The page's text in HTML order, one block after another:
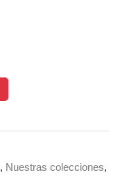
, Nuestras colecciones,